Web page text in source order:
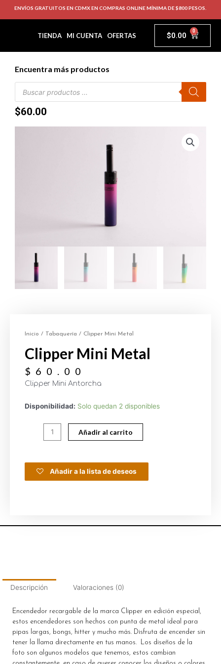
ENVÍOS GRATUITOS EN CDMX EN COMPRAS ONLINE MÍNIMA DE $800 PESOS.
TIENDA MI CUENTA OFERTAS $0.00 0
Encuentra más productos
$60.00
Inicio / Tabaquería / Clipper Mini Metal
Clipper Mini Metal
$ 60.00
Clipper Mini Antorcha
Disponibilidad: Solo quedan 2 disponibles
Añadir al carrito
Añadir a la lista de deseos
Descripción Valoraciones (0)
Encendedor recargable de la marca Clipper en edición especial,
estos encendedores son hechos con punta de metal ideal para
pipas largas, bongs, hitter y mucho más. Disfruta de encender sin
tener la llama directamente en tus manos. Los diseños de la
foto son algunos modelos que tenemos, estos cambian